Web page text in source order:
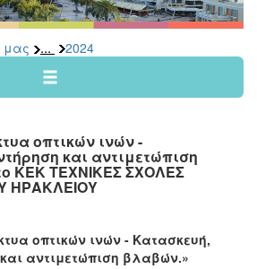
μας ... 2024
οπτικών ινών -
και αντιμετώπιση
ΚΕΚ ΤΕΧΝΙΚΕΣ ΣΧΟΛΕΣ
ΗΡΑΚΛΕΙΟΥ
οπτικών ινών - Κατασκευή,
αντιμετώπιση βλαβών.»